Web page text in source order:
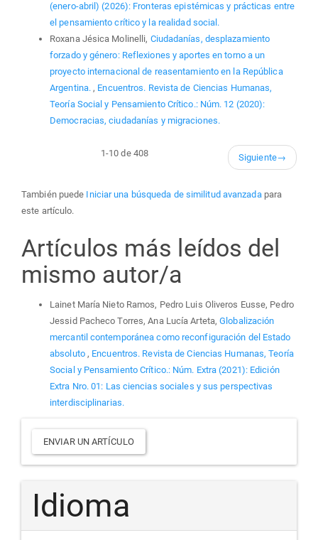
(enero-abril) (2026): Fronteras epistémicas y prácticas entre
el pensamiento crítico y la realidad social.
Roxana Jésica Molinelli, Ciudadanías, desplazamiento
forzado y género: Reflexiones y aportes en torno a un
proyecto internacional de reasentamiento en la República
Argentina., Encuentros. Revista de Ciencias Humanas,
Teoría Social y Pensamiento Crítico.: Núm. 12 (2020):
Democracias, ciudadanías y migraciones.
1-10 de 408 Siguiente→
También puede Iniciar una búsqueda de similitud avanzadapara
este artículo.
Artículos más leídos del
mismo autor/a
Lainet María Nieto Ramos, Pedro Luis Oliveros Eusse, Pedro
Jessid Pacheco Torres, Ana Lucía Arteta,Globalización
mercantil contemporánea como reconfiguración del Estado
absoluto , Encuentros. Revista de Ciencias Humanas, Teoría
Social y Pensamiento Crítico.: Núm. Extra (2021): Edición
Extra Nro. 01: Las ciencias sociales y sus perspectivas
interdisciplinarias.
Enviar
un
artículo
ENVIAR UN ARTÍCULO
Idioma